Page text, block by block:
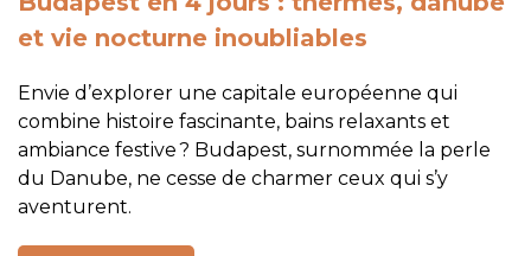
et vie nocturne inoubliables
Envie d’explorer une capitale européenne qui
combine histoire fascinante, bains relaxants et
ambiance festive ? Budapest, surnommée la perle
du Danube, ne cesse de charmer ceux qui s’y
aventurent.